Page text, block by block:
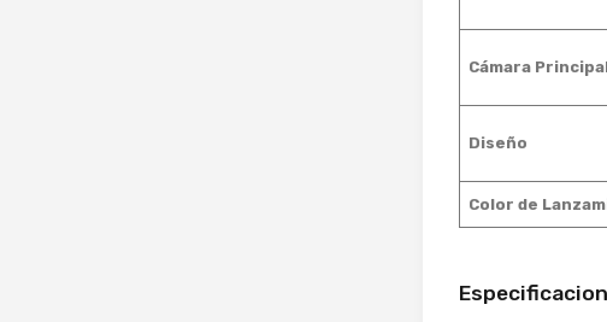
Cámara
Diseño
Color de